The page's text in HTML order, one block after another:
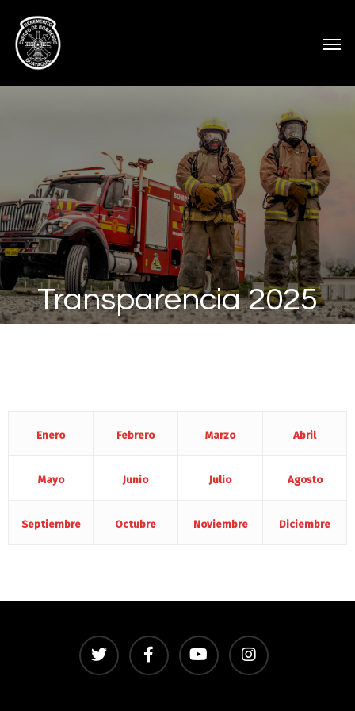
Transparencia 2025
Enero Febrero Marzo Abril
Mayo Junio Julio Agosto
Septiembre Octubre Noviembre Diciembre